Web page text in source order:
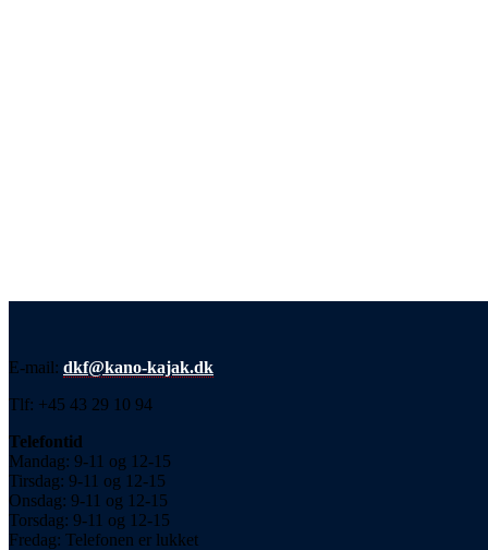
E-mail: dkf@kano-kajak.dk
Tlf: +45 43 29 10 94
Telefontid
Mandag: 9-11 og 12-15
Tirsdag: 9-11 og 12-15
Onsdag: 9-11 og 12-15
Torsdag: 9-11 og 12-15
Fredag: Telefonen er lukket